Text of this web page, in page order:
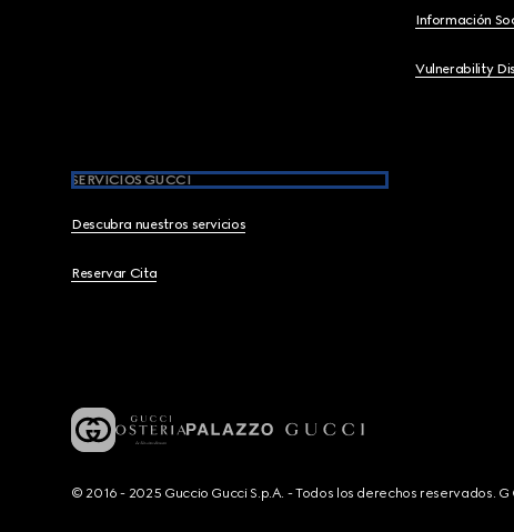
Información
Vulnerability
SERVICIOS GUCCI
Descubra nuestros servicios
Reservar Cita
© 2016 - 2025 Guccio Gucci S.p.A. - Todos los derechos reservados.